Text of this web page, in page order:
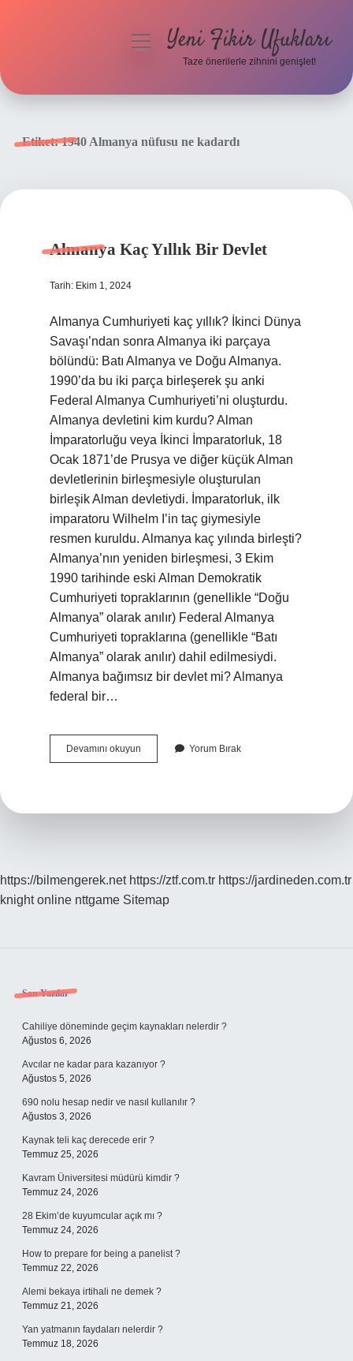
menüyüYeni Fikir Ufukları
Taze önerilerle zihnini genişlet!
Etiket:1940 Almanya nüfusu ne kadardı
Almanya Kaç Yıllık Bir Devlet
Tarih: Ekim 1, 2024
Almanya Cumhuriyeti kaç yıllık? İkinci Dünya
Savaşı’ndan sonra Almanya iki parçaya
bölündü: Batı Almanya ve Doğu Almanya.
1990’da bu iki parça birleşerek şu anki
Federal Almanya Cumhuriyeti’ni oluşturdu.
Almanya devletini kim kurdu? Alman
İmparatorluğu veya İkinci İmparatorluk, 18
Ocak 1871’de Prusya ve diğer küçük Alman
devletlerinin birleşmesiyle oluşturulan
birleşik Alman devletiydi. İmparatorluk, ilk
imparatoru Wilhelm I’in taç giymesiyle
resmen kuruldu. Almanya kaç yılında birleşti?
Almanya’nın yeniden birleşmesi, 3 Ekim
1990 tarihinde eski Alman Demokratik
Cumhuriyeti topraklarının (genellikle “Doğu
Almanya” olarak anılır) Federal Almanya
Cumhuriyeti topraklarına (genellikle “Batı
Almanya” olarak anılır) dahil edilmesiydi.
Almanya bağımsız bir devlet mi? Almanya
federal bir…
Devamını okuyun Almanya
Kaç
Yorum Bırak
https://bilmengerek.net https://ztf.com.tr https://jardineden.com.tr
knight online nttgame Sitemap
Sidebar
Son Yazılar
Cahiliye döneminde geçim kaynakları nelerdir ?
Ağustos 6, 2026
Avcılar ne kadar para kazanıyor ?
Ağustos 5, 2026
690 nolu hesap nedir ve nasıl kullanılır ?
Ağustos 3, 2026
Kaynak teli kaç derecede erir ?
Temmuz 25, 2026
Kavram Üniversitesi müdürü kimdir ?
Temmuz 24, 2026
28 Ekim’de kuyumcular açık mı ?
Temmuz 24, 2026
How to prepare for being a panelist ?
Temmuz 22, 2026
Alemi bekaya irtihali ne demek ?
Temmuz 21, 2026
Yan yatmanın faydaları nelerdir ?
Temmuz 18, 2026